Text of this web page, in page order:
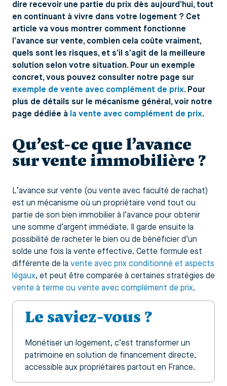
dire recevoir une partie du prix dès aujourd’hui, tout
en continuant à vivre dans votre logement ? Cet
article va vous montrer comment fonctionne
l’avance sur vente, combien cela coûte vraiment,
quels sont les risques, et s’il s’agit de la meilleure
solution selon votre situation. Pour un exemple
concret, vous pouvez consulter notre page sur
exemple de vente avec complément de prix. Pour
plus de détails sur le mécanisme général, voir notre
page dédiée à
la vente avec complément de prix.
Qu’est‑ce que l’avance
sur vente immobilière ?
L’avance sur vente (ou vente avec faculté de rachat)
est un mécanisme où un propriétaire vend tout ou
partie de son bien immobilier à l’avance pour obtenir
une somme d’argent immédiate. Il garde ensuite la
possibilité de racheter le bien ou de bénéficier d’un
solde une fois la vente effective. Cette formule est
différente de la vente avec prix conditionné et aspects
légaux, et peut être comparée à certaines stratégies de
vente à terme ou vente avec complément de prix.
Le saviez-vous ?
Monétiser un logement, c’est transformer un
patrimoine en solution de financement directe,
accessible aux propriétaires partout en France.